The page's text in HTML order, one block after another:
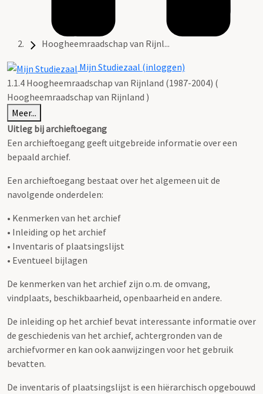
Hoogheemraadschap van Rijnl...
Mijn Studiezaal (inloggen)
1.1.4 Hoogheemraadschap van Rijnland (1987-2004) (
Hoogheemraadschap van Rijnland )
Meer...
Uitleg bij archieftoegang
Een archieftoegang geeft uitgebreide informatie over een
bepaald archief.
Een archieftoegang bestaat over het algemeen uit de
navolgende onderdelen:
• Kenmerken van het archief
• Inleiding op het archief
• Inventaris of plaatsingslijst
• Eventueel bijlagen
De kenmerken van het archief zijn o.m. de omvang,
vindplaats, beschikbaarheid, openbaarheid en andere.
De inleiding op het archief bevat interessante informatie over
de geschiedenis van het archief, achtergronden van de
archiefvormer en kan ook aanwijzingen voor het gebruik
bevatten.
De inventaris of plaatsingslijst is een hiërarchisch opgebouwd